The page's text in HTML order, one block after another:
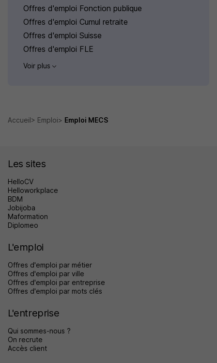
Offres d'emploi Fonction publique
Offres d'emploi Cumul retraite
Offres d'emploi Suisse
Offres d'emploi FLE
Voir plus
Accueil Emploi Emploi MECS
Les sites
HelloCV
Helloworkplace
BDM
Jobijoba
Maformation
Diplomeo
L'emploi
Offres d'emploi par métier
Offres d'emploi par ville
Offres d'emploi par entreprise
Offres d'emploi par mots clés
L'entreprise
Qui sommes-nous ?
On recrute
Accès client